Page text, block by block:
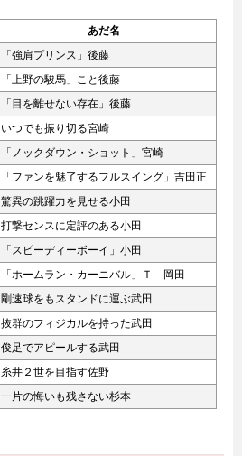
あだ名
「強肩プリンス」後藤
「上野の駿馬」こと後藤
「目を離せない存在」後藤
いつでも振り切る宮崎
「ノックダウン・ショット」宮崎
「ファンを魅了するフルスイング」吉田正
驚異の跳躍力を見せる小田
打撃センスに定評のある小田
「スピーディーボーイ」小田
「ホームラン・カーニバル」Ｔ－岡田
剛速球をもスタンドに運ぶ武田
抜群のフィジカルを持った武田
俊足でアピールする武田
糸井２世を目指す佐野
一片の悔いも残さない杉本